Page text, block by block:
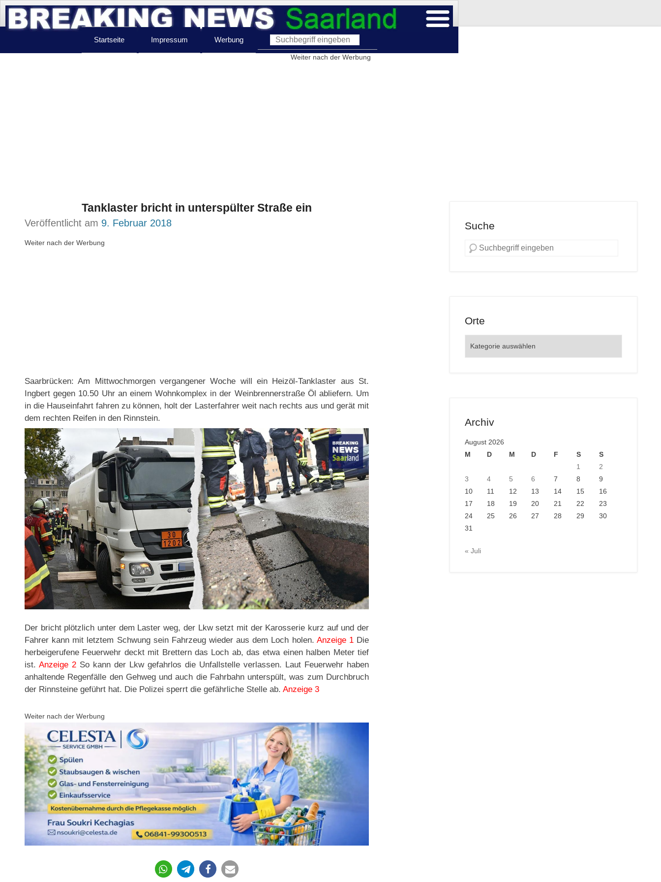
Startseite Impressum Werbung
Weiter nach der Werbung
Tanklaster bricht in unterspülter Straße ein
Veröffentlicht am 9. Februar 2018
Weiter nach der Werbung
Saarbrücken: Am Mittwochmorgen vergangener Woche will ein Heizöl-Tanklaster aus St.
Ingbert gegen 10.50 Uhr an einem Wohnkomplex in der Weinbrennerstraße Öl abliefern. Um
in die Hauseinfahrt fahren zu können, holt der Lasterfahrer weit nach rechts aus und gerät mit
dem rechten Reifen in den Rinnstein.
Der bricht plötzlich unter dem Laster weg, der Lkw setzt mit der Karosserie kurz auf und der
Fahrer kann mit letztem Schwung sein Fahrzeug wieder aus dem Loch holen. Anzeige 1Die
herbeigerufene Feuerwehr deckt mit Brettern das Loch ab, das etwa einen halben Meter tief
ist. Anzeige 2 So kann der Lkw gefahrlos die Unfallstelle verlassen. Laut Feuerwehr haben
anhaltende Regenfälle den Gehweg und auch die Fahrbahn unterspült, was zum Durchbruch
der Rinnsteine geführt hat. Die Polizei sperrt die gefährliche Stelle ab. Anzeige 3
Weiter nach der Werbung
Suche
Orte
Archiv
August 2026
M
D M D F S
S
1
2
3
4 5 6 7 8
9
10
11 12 13 14 15
16
17
18 19 20 21 22
23
24
25 26 27 28 29
30
31
« Juli